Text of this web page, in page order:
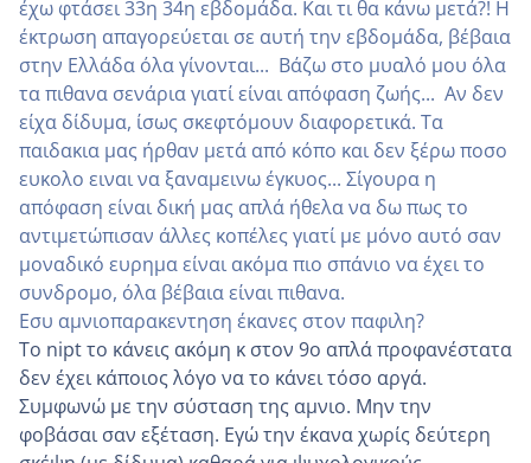
έχω φτάσει 33η 34η εβδομάδα. Και τι θα κάνω μετά?! Η
έκτρωση απαγορεύεται σε αυτή την εβδομάδα, βέβαια
στην Ελλάδα όλα γίνονται... Βάζω στο μυαλό μου όλα
τα πιθανα σενάρια γιατί είναι απόφαση ζωής... Αν δεν
είχα δίδυμα, ίσως σκεφτόμουν διαφορετικά. Τα
παιδακια μας ήρθαν μετά από κόπο και δεν ξέρω ποσο
ευκολο ειναι να ξαναμεινω έγκυος... Σίγουρα η
απόφαση είναι δική μας απλά ήθελα να δω πως το
αντιμετώπισαν άλλες κοπέλες γιατί με μόνο αυτό σαν
μοναδικό ευρημα είναι ακόμα πιο σπάνιο να έχει το
συνδρομο, όλα βέβαια είναι πιθανα.
Εσυ αμνιοπαρακεντηση έκανες στον παφιλη?
Το nipt το κάνεις ακόμη κ στον 9ο απλά προφανέστατα
δεν έχει κάποιος λόγο να το κάνει τόσο αργά.
Συμφωνώ με την σύσταση της αμνιο. Μην την
φοβάσαι σαν εξέταση. Εγώ την έκανα χωρίς δεύτερη